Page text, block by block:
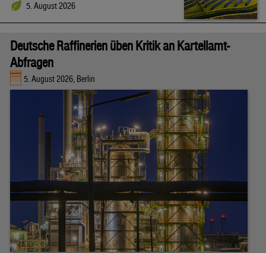
5. August 2026
Deutsche Raffinerien üben Kritik an Kartellamt-
Abfragen
5. August 2026, Berlin